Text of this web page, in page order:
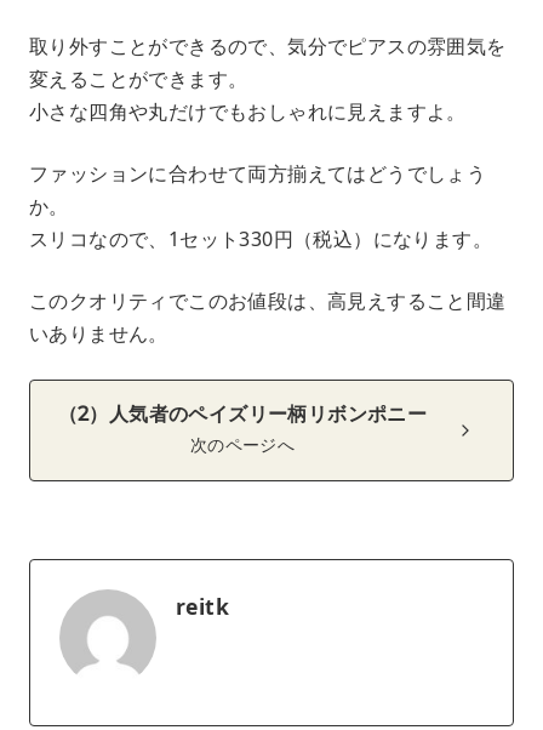
取り外すことができるので、気分でピアスの雰囲気を
変えることができます。
小さな四角や丸だけでもおしゃれに見えますよ。
ファッションに合わせて両方揃えてはどうでしょう
か。
スリコなので、1セット330円（税込）になります。
このクオリティでこのお値段は、高見えすること間違
いありません。
（2）人気者のペイズリー柄リボンポニー
次のページへ
reitk